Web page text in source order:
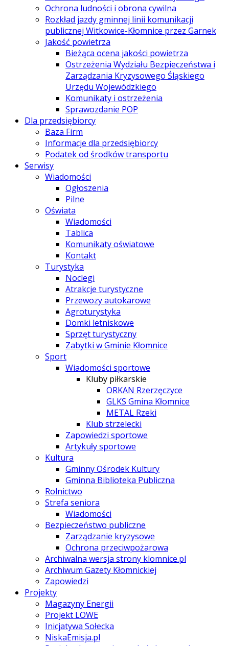
Ochrona ludności i obrona cywilna
Rozkład jazdy gminnej linii komunikacji
publicznej Witkowice-Kłomnice przez Garnek
Jakość powietrza
Bieżąca ocena jakości powietrza
Ostrzeżenia Wydziału Bezpieczeństwa i
Zarządzania Kryzysowego Śląskiego
Urzędu Wojewódzkiego
Komunikaty i ostrzeżenia
Sprawozdanie POP
Dla przedsiębiorcy
Baza Firm
Informacje dla przedsiębiorcy
Podatek od środków transportu
Serwisy
Wiadomości
Ogłoszenia
Pilne
Oświata
Wiadomości
Tablica
Komunikaty oświatowe
Kontakt
Turystyka
Noclegi
Atrakcje turystyczne
Przewozy autokarowe
Agroturystyka
Domki letniskowe
Sprzęt turystyczny
Zabytki w Gminie Kłomnice
Sport
Wiadomości sportowe
Kluby piłkarskie
ORKAN Rzerzęczyce
GLKS Gmina Kłomnice
METAL Rzeki
Klub strzelecki
Zapowiedzi sportowe
Artykuły sportowe
Kultura
Gminny Ośrodek Kultury
Gminna Biblioteka Publiczna
Rolnictwo
Strefa seniora
Wiadomości
Bezpieczeństwo publiczne
Zarządzanie kryzysowe
Ochrona przeciwpożarowa
Archiwalna wersja strony klomnice.pl
Archiwum Gazety Kłomnickiej
Zapowiedzi
Projekty
Magazyny Energii
Projekt LOWE
Inicjatywa Sołecka
NiskaEmisja.pl